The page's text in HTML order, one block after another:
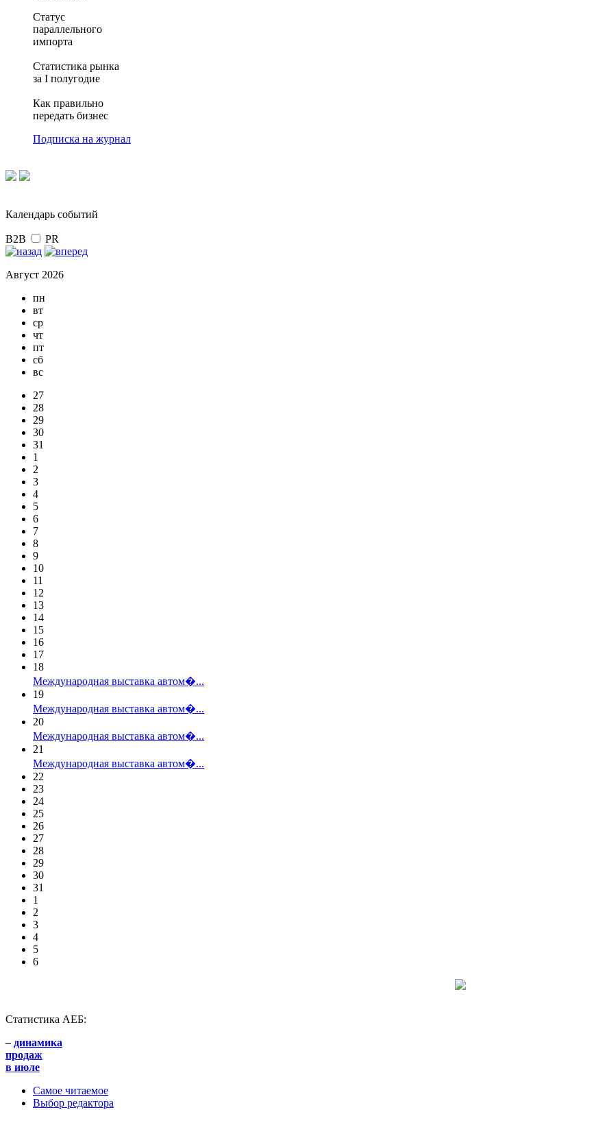
Статус
параллельного
импорта
Статистика рынка
за I полугодие
Как правильно
передать бизнес
Подписка на журнал
Календарь событий
B2B PR
Август 2026
пн
вт
ср
чт
пт
сб
вс
27
28
29
30
31
1
2
3
4
5
6
7
8
9
10
11
12
13
14
15
16
17
18
Международная выставка автом�...
19
Международная выставка автом�...
20
Международная выставка автом�...
21
Международная выставка автом�...
22
23
24
25
26
27
28
29
30
31
1
2
3
4
5
6
Статистика АЕБ:
– динамика
продаж
в июле
Самое читаемое
Выбор редактора